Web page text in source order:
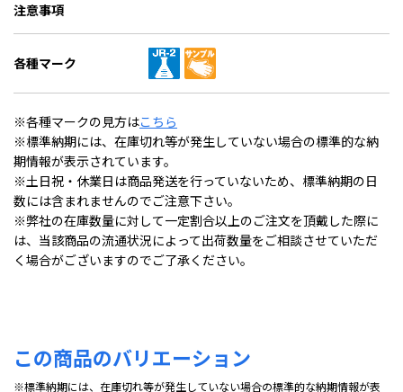
注意事項
各種マーク
※各種マークの見方はこちら
※標準納期には、在庫切れ等が発生していない場合の標準的な納
期情報が表示されています。
※土日祝・休業日は商品発送を行っていないため、標準納期の日
数には含まれませんのでご注意下さい。
※弊社の在庫数量に対して一定割合以上のご注文を頂戴した際に
は、当該商品の流通状況によって出荷数量をご相談させていただ
く場合がございますのでご了承ください。
この商品のバリエーション
※標準納期には、在庫切れ等が発生していない場合の標準的な納期情報が表